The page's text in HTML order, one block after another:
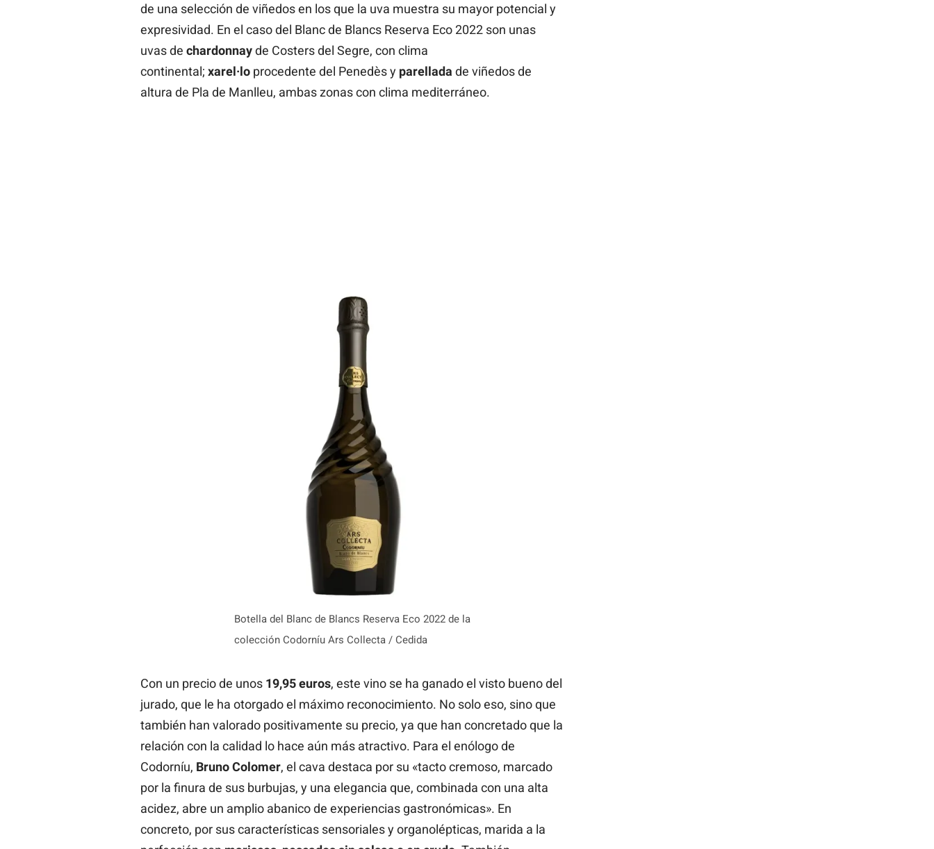
de una selección de viñedos en los que la uva muestra su mayor potencial y
expresividad. En el caso del Blanc de Blancs Reserva Eco 2022 son unas
uvas de chardonnayde Costers del Segre, con clima
continental; xarel·loprocedente del Penedès y parellada de viñedos de
altura de Pla de Manlleu, ambas zonas con clima mediterráneo.
Botella del Blanc de Blancs Reserva Eco 2022 de la
colección Codorníu Ars Collecta / Cedida
Con un precio de unos 19,95 euros, este vino se ha ganado el visto bueno del
jurado, que le ha otorgado el máximo reconocimiento. No solo eso, sino que
también han valorado positivamente su precio, ya que han concretado que la
relación con la calidad lo hace aún más atractivo. Para el enólogo de
Codorníu, Bruno Colomer, el cava destaca por su «tacto cremoso, marcado
por la finura de sus burbujas, y una elegancia que, combinada con una alta
acidez, abre un amplio abanico de experiencias gastronómicas». En
concreto, por sus características sensoriales y organolépticas, marida a la